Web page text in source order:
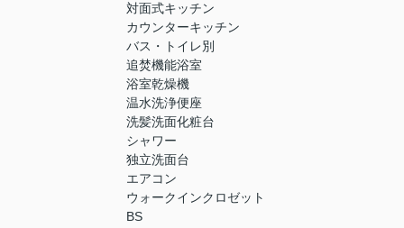
対面式キッチン
カウンターキッチン
バス・トイレ別
追焚機能浴室
浴室乾燥機
温水洗浄便座
洗髪洗面化粧台
シャワー
独立洗面台
エアコン
ウォークインクロゼット
BS